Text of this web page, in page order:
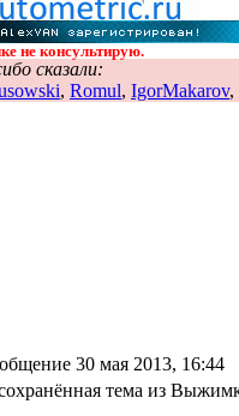
не консультирую.
сказали:
, Romul, IgorMakarov,
30 мая 2013, 16:44
тема из